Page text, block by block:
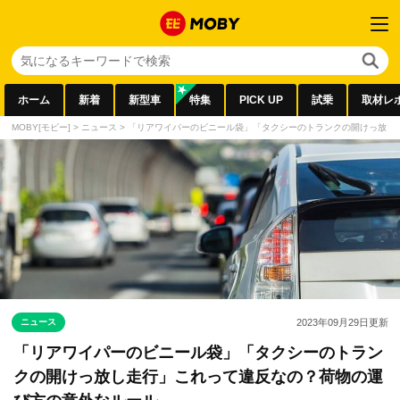
ホーム 新着 新型車 特集 PICK UP 試乗 取材レ
MOBY[モビー] > ニュース > 「リアワイパーのビニール袋」「タクシーのトランクの開けっ放
ニュース 2023年09月29日更新
「リアワイパーのビニール袋」「タクシーのトラン
クの開けっ放し走行」これって違反なの？荷物の運